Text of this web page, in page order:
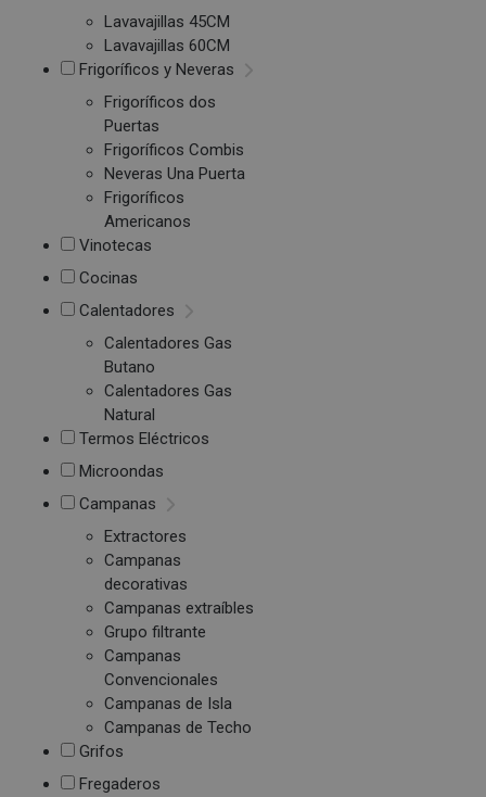
Lavavajillas 45CM
Lavavajillas 60CM
Frigoríficos y Neveras
Frigoríficos dos
Puertas
Frigoríficos Combis
Neveras Una Puerta
Frigoríficos
Americanos
Vinotecas
Cocinas
Calentadores
Calentadores Gas
Butano
Calentadores Gas
Natural
Termos Eléctricos
Microondas
Campanas
Extractores
Campanas
decorativas
Campanas extraíbles
Grupo filtrante
Campanas
Convencionales
Campanas de Isla
Campanas de Techo
Grifos
Fregaderos